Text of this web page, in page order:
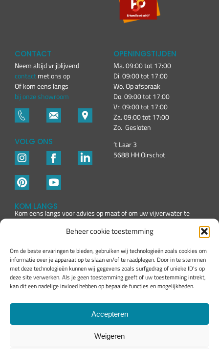
Beheer cookie toestemming
Om de beste ervaringen te bieden, gebruiken wij technologieën zoals cookies om
informatie over je apparaat op te slaan en/of te raadplegen. Door in te stemmen
met deze technologieën kunnen wij gegevens zoals surfgedrag of unieke ID's op
deze site verwerken. Als je geen toestemming geeft of uw toestemming intrekt,
kan dit een nadelige invloed hebben op bepaalde functies en mogelijkheden.
Accepteren
Weigeren
CONTACT
Neem altijd vrijblijvend
contactmet ons op
Of kom eens langs
bij onze showroom
VOLG ONS
OPENINGSTIJDEN
Ma. 09:00 tot 17:00
Di. 09:00 tot 17:00
Wo. Op afspraak
Do. 09:00 tot 17:00
Vr. 09:00 tot 17:00
Za. 09:00 tot 17:00
Zo. Gesloten
’t Laar 3
5688 HH Oirschot
KOM LANGS
Kom eens langs voor advies op maat of om uw vijverwater te